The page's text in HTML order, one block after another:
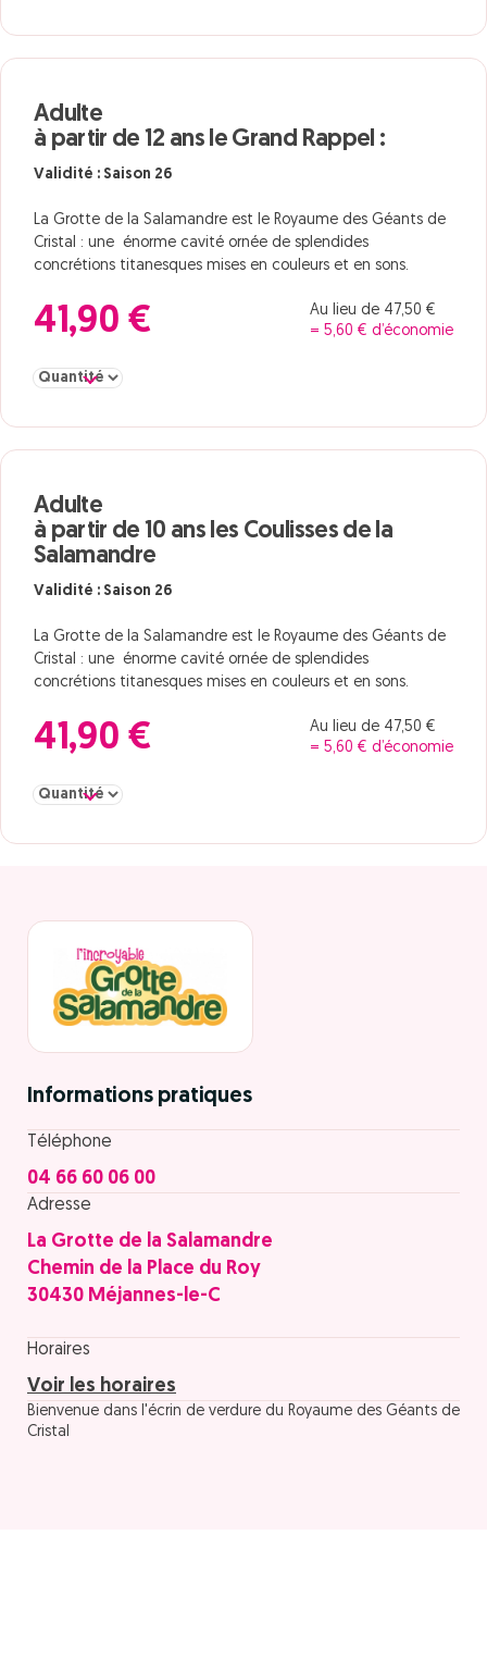
Adulte
à partir de 12 ans le Grand Rappel :
Validité : Saison 26
La Grotte de la Salamandre est le Royaume des Géants de
Cristal : une énorme cavité ornée de splendides
concrétions titanesques mises en couleurs et en sons.
41,90 €
Au lieu de 47,50 €
= 5,60 € d’économie
Sélectionner la quantité pour Adulte à partir de 12 ans le Grand
Adulte
à partir de 10 ans les Coulisses de la
Salamandre
Validité : Saison 26
La Grotte de la Salamandre est le Royaume des Géants de
Cristal : une énorme cavité ornée de splendides
concrétions titanesques mises en couleurs et en sons.
41,90 €
Au lieu de 47,50 €
= 5,60 € d’économie
Sélectionner la quantité pour Adulte à partir de 10 ans les
Informations pratiques
Téléphone
04 66 60 06 00
Adresse
La Grotte de la Salamandre
Chemin de la Place du Roy
30430 Méjannes-le-C
Horaires
Voir les horaires
Bienvenue dans l'écrin de verdure du Royaume des Géants de
Cristal